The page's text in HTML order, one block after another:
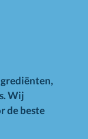
Wij
de beste